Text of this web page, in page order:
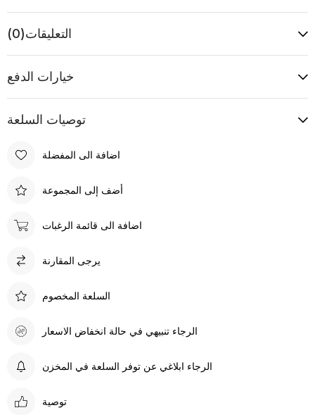
التعليقات(0)
خيارات الدفع
توصيات السلعة
اضافة الى المفضلة
أضف إلى المجموعة
اضافة الى قائمة الرغبات
يرجى المقارنة
السلعة المخصوم
الرجاء تنبيهي في حالة انخفاض الاسعار
الرجاء ابلاغي عن توفر السلعة في المخزن
توصية